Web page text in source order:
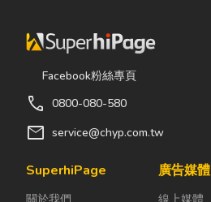
擇。許多人在
配備上毫不惜
重金，購買
頂級籃球鞋或
專業路跑鞋，
抓一雙幾十元
不到的地方持
間： 精品包、
藏最怕潮濕，
Facebook粉絲專頁
call 0800-080-580
mail service@chyp.com.tw
SuperhiPage
關於我們
廣告媒體
線上媒體